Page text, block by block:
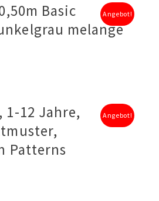
Basic
melange
Angebot!
1-12 Jahre,
Patterns
Angebot!